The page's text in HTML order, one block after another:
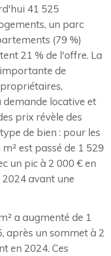
41 525
un parc
(79 %)
21 % de l'offre. La
de
locative et
prix révèle des
de bien : pour les
est passé de 1 529
un pic à 2 000 € en
avant une
a augmenté de 1
après un sommet à 2
en 2024. Ces